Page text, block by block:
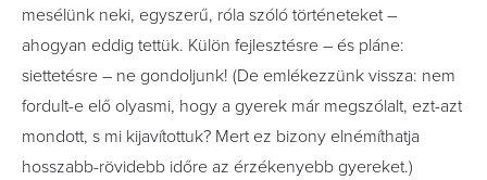
mesélünk neki, egyszerű, róla szóló történeteket –
ahogyan eddig tettük. Külön fejlesztésre – és pláne:
siettetésre – ne gondoljunk! (De emlékezzünk vissza: nem
fordult-e elő olyasmi, hogy a gyerek már megszólalt, ezt-azt
mondott, s mi kijavítottuk? Mert ez bizony elnémíthatja
hosszabb-rövidebb időre az érzékenyebb gyereket.)